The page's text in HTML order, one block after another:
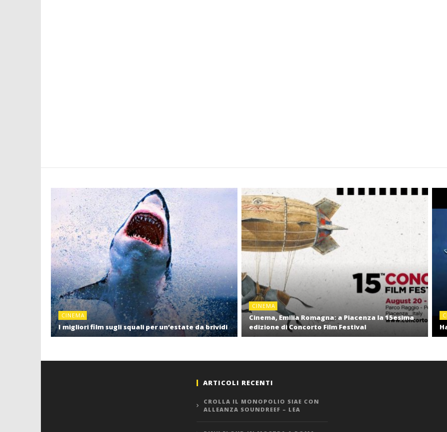
CINEMA
I migliori film sugli squali per un’estate da brividi
CINEMA
Cinema, Emilia Romagna: a Piacenza la 15esima
edizione di Concorto Film Festival
ARTICOLI RECENTI
CROLLA IL MONOPOLIO SIAE CON
ALLEANZA SOUNDREEF – LEA